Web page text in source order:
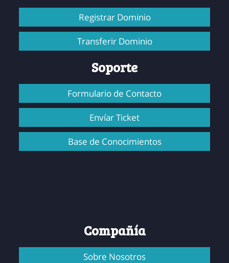
Registrar Dominio
Transferir Dominio
Soporte
Formulario de Contacto
Envíar Ticket
Base de Conocimientos
Compañía
Sobre Nosotros